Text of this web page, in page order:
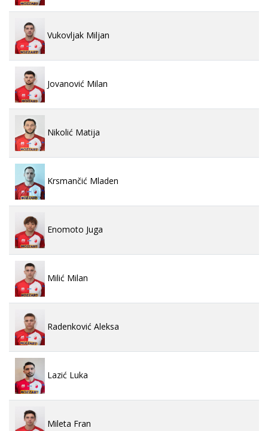
Vukovljak Miljan
Jovanović Milan
Nikolić Matija
Krsmančić Mladen
Enomoto Juga
Milić Milan
Radenković Aleksa
Lazić Luka
Mileta Fran